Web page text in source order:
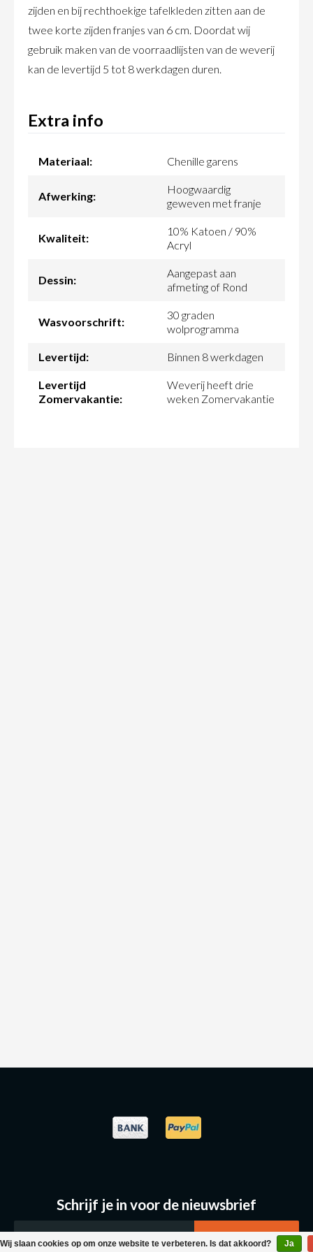
Wij slaan cookies op om onze website te verbeteren. Is dat akkoord? Ja
zijden en bij rechthoekige tafelkleden zitten aan de
twee korte zijden franjes van 6 cm. Doordat wij
gebruik maken van de voorraadlijsten van de weverij
kan de levertijd 5 tot 8 werkdagen duren.
Extra info
Materiaal: Chenille garens
Afwerking:
Hoogwaardig
geweven met franje
Kwaliteit:
10% Katoen / 90%
Acryl
Dessin:
Aangepast aan
afmeting of Rond
Wasvoorschrift:
30 graden
wolprogramma
Levertijd: Binnen 8 werkdagen
Levertijd
Zomervakantie:
Weverij heeft drie
weken Zomervakantie
Schrijf je in voor de nieuwsbrief